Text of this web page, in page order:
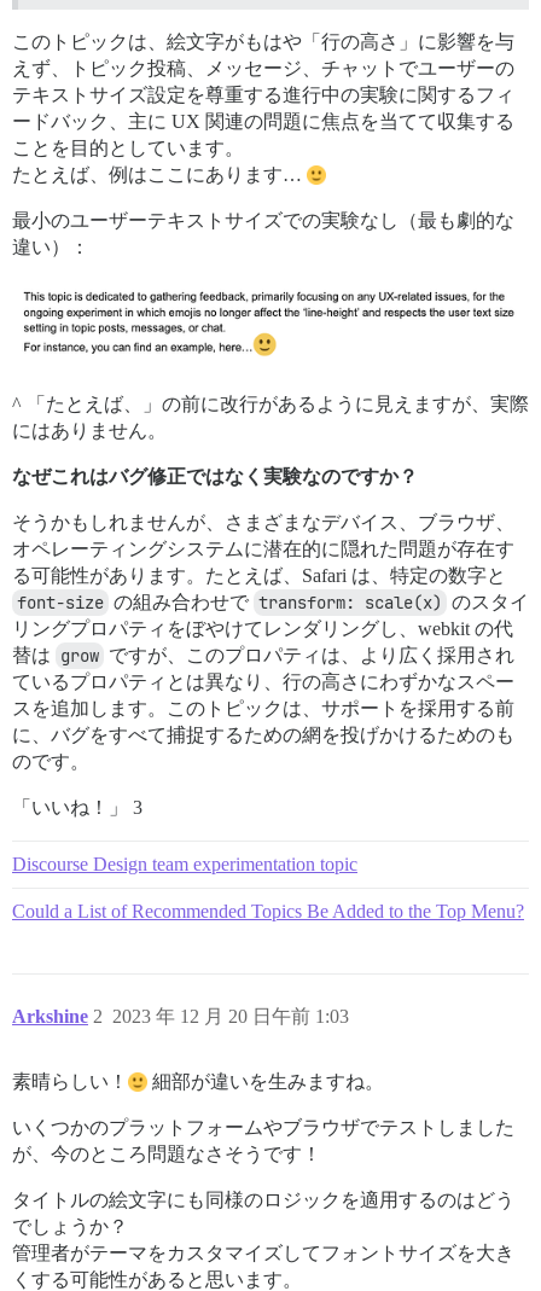
このトピックは、絵文字がもはや「行の高さ」に影響を与
えず、トピック投稿、メッセージ、チャットでユーザーの
テキストサイズ設定を尊重する進行中の実験に関するフィ
ードバック、主に UX 関連の問題に焦点を当てて収集する
ことを目的としています。
たとえば、例はここにあります…
最小のユーザーテキストサイズでの実験なし（最も劇的な
違い）：
^ 「たとえば、」の前に改行があるように見えますが、実際
にはありません。
なぜこれはバグ修正ではなく実験なのですか？
そうかもしれませんが、さまざまなデバイス、ブラウザ、
オペレーティングシステムに潜在的に隠れた問題が存在す
る可能性があります。たとえば、Safari は、特定の数字と
font-size の組み合わせで transform: scale(x) のスタイ
リングプロパティをぼやけてレンダリングし、webkit の代
替は grow ですが、このプロパティは、より広く採用され
ているプロパティとは異なり、行の高さにわずかなスペー
スを追加します。このトピックは、サポートを採用する前
に、バグをすべて捕捉するための網を投げかけるためのも
のです。
「いいね！」 3
Discourse Design team experimentation topic
Could a List of Recommended Topics Be Added to the Top Menu?
Arkshine 2023 年 12 月 20 日午前 1:03
2
素晴らしい！ 細部が違いを生みますね。
いくつかのプラットフォームやブラウザでテストしました
が、今のところ問題なさそうです！
タイトルの絵文字にも同様のロジックを適用するのはどう
でしょうか？
管理者がテーマをカスタマイズしてフォントサイズを大き
くする可能性があると思います。